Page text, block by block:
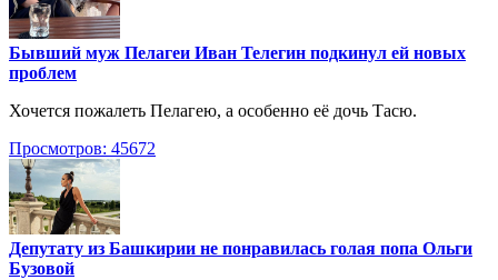
Бывший муж Пелагеи Иван Телегин подкинул ей новых
проблем
Хочется пожалеть Пелагею, а особенно её дочь Тасю.
Просмотров: 45672
Депутату из Башкирии не понравилась голая попа Ольги
Бузовой